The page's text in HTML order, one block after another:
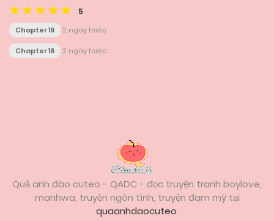
5
Chapter 19 2 ngày trước
Chapter 18 2 ngày trước
Quả anh đào cuteo - QADC - đọc truyện tranh boylove,
manhwa, truyện ngôn tình, truyện đam mỹ tại
quaanhdaocuteo.